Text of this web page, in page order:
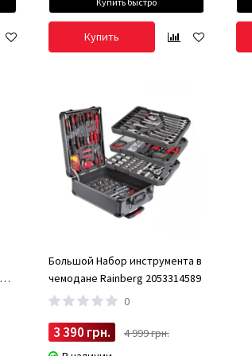
Купить
Большой Набор инструмента в
чемодане Rainberg 2053314589
0
3 390 грн.
4 999 грн.